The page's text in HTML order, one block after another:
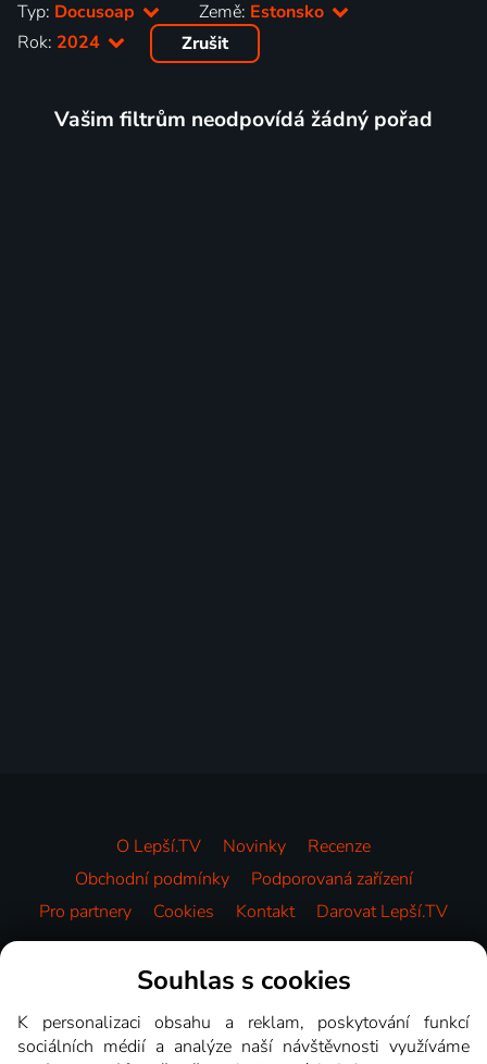
Typ: Docusoap Země: Estonsko
Rok: 2024 Zrušit
Vašim filtrům neodpovídá žádný pořad
O Lepší.TV Novinky
Recenze
Obchodní podmínky
Podporovaná zařízení
Pro partnery
Cookies Kontakt Darovat Lepší.TV
Videotéka
Souhlas s cookies
K personalizaci obsahu a reklam, poskytování funkcí
sociálních médií a analýze naší návštěvnosti využíváme